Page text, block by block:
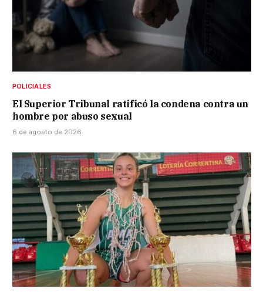
POLICIALES
El Superior Tribunal ratificó la condena contra un
hombre por abuso sexual
6 de agosto de 2026